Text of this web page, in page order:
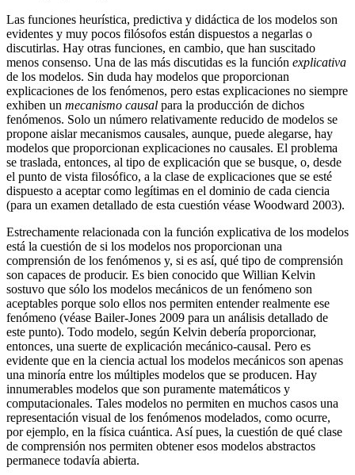
Las funciones heurística, predictiva y didáctica de los modelos son
evidentes y muy pocos filósofos están dispuestos a negarlas o
discutirlas. Hay otras funciones, en cambio, que han suscitado
menos consenso. Una de las más discutidas es la función explicativa
de los modelos. Sin duda hay modelos que proporcionan
explicaciones de los fenómenos, pero estas explicaciones no siempre
exhiben un mecanismo causal para la producción de dichos
fenómenos. Solo un número relativamente reducido de modelos se
propone aislar mecanismos causales, aunque, puede alegarse, hay
modelos que proporcionan explicaciones no causales. El problema
se traslada, entonces, al tipo de explicación que se busque, o, desde
el punto de vista filosófico, a la clase de explicaciones que se esté
dispuesto a aceptar como legítimas en el dominio de cada ciencia
(para un examen detallado de esta cuestión véase Woodward 2003).
Estrechamente relacionada con la función explicativa de los modelos
está la cuestión de si los modelos nos proporcionan una
comprensión de los fenómenos y, si es así, qué tipo de comprensión
son capaces de producir. Es bien conocido que Willian Kelvin
sostuvo que sólo los modelos mecánicos de un fenómeno son
aceptables porque solo ellos nos permiten entender realmente ese
fenómeno (véase Bailer-Jones 2009 para un análisis detallado de
este punto). Todo modelo, según Kelvin debería proporcionar,
entonces, una suerte de explicación mecánico-causal. Pero es
evidente que en la ciencia actual los modelos mecánicos son apenas
una minoría entre los múltiples modelos que se producen. Hay
innumerables modelos que son puramente matemáticos y
computacionales. Tales modelos no permiten en muchos casos una
representación visual de los fenómenos modelados, como ocurre,
por ejemplo, en la física cuántica. Así pues, la cuestión de qué clase
de comprensión nos permiten obtener esos modelos abstractos
permanece todavía abierta.